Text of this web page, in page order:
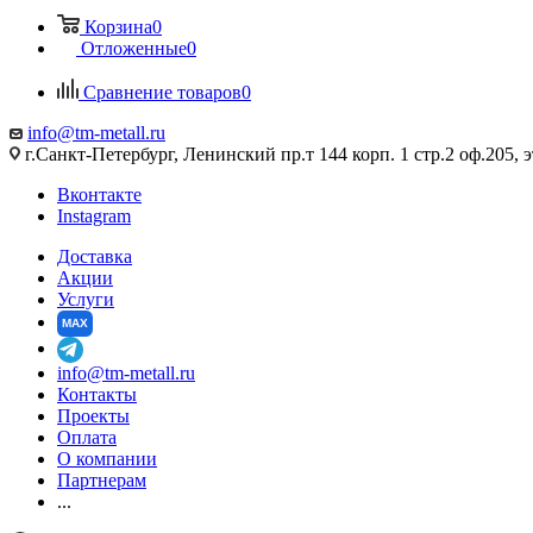
Корзина0
Отложенные0
Сравнение товаров0
info@tm-metall.ru
г.Санкт-Петербург, Ленинский пр.т 144 корп. 1 стр.2 оф.205,
Вконтакте
Instagram
Доставка
Акции
Услуги
MAX
info@tm-metall.ru
Контакты
Проекты
Оплата
О компании
Партнерам
...